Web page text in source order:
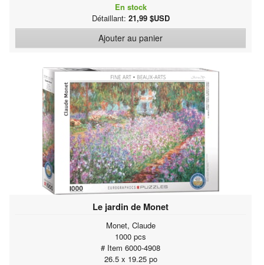
En stock
Détaillant: 21,99 $USD
Ajouter au panier
Le jardin de Monet
Monet, Claude
1000 pcs
# Item 6000-4908
26.5 x 19.25 po